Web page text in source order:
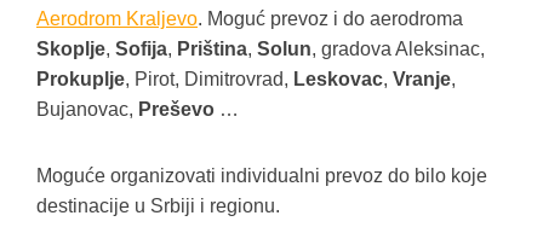
Aerodrom Kraljevo. Moguć prevoz i do aerodroma
Skoplje, Sofija, Priština, Solun, gradova Aleksinac,
Prokuplje, Pirot, Dimitrovrad, Leskovac, Vranje,
Bujanovac, Preševo …
Moguće organizovati individualni prevoz do bilo koje
destinacije u Srbiji i regionu.